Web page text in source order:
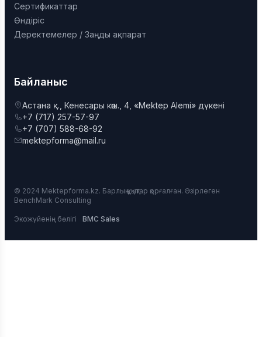
Сертификаттар
Өндіріс
Деректемелер / Заңды ақпарат
Байланыс
Астана қ., Кенесары көш., 4, «Mektep Alemi» дүкені
+7 (717) 257-57-97
+7 (707) 588-68-92
mektepforma@mail.ru
© 2024 Mektepforma.kz. Барлық құқықтар қорғалған. Әзірлеген
BenchMark Consulting
Экожүйенің бөлігі BMC Sales